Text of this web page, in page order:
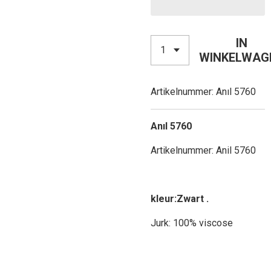
IN
Artikelnummer: Anıl 5760
Anıl 5760
Artikelnummer: Anil 5760
kleur:Zwart .
Jurk: 100% viscose